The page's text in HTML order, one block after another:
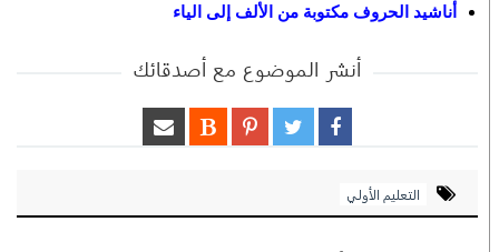
أناشيد الحروف مكتوبة من الألف إلى الياء
أنشر الموضوع مع أصدقائك
التعليم الأولي